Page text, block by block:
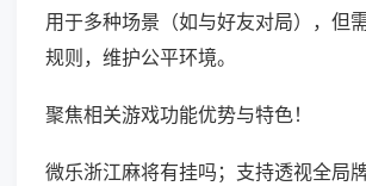
用于多种场景（如与好友对局），但
规则，维护公平环境。
聚焦相关游戏功能优势与特色！
微乐浙江麻将有挂吗；支持透视全局